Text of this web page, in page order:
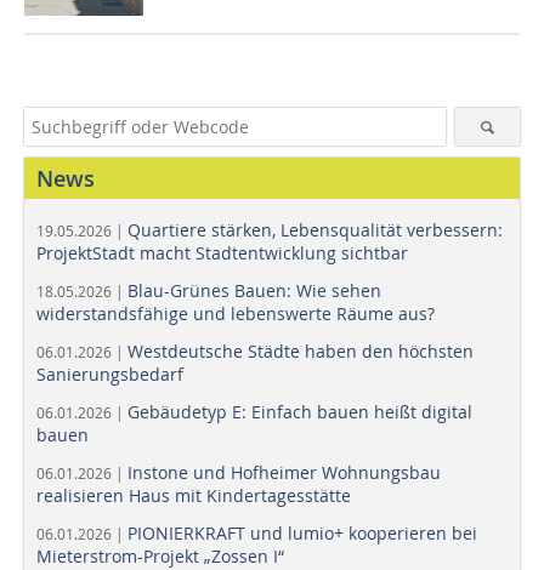
News
19.05.2026 | Quartiere stärken, Lebensqualität verbessern:
ProjektStadt macht Stadtentwicklung sichtbar
18.05.2026 | Blau-Grünes Bauen: Wie sehen
widerstandsfähige und lebenswerte Räume aus?
06.01.2026 | Westdeutsche Städte haben den höchsten
Sanierungsbedarf
06.01.2026 | Gebäudetyp E: Einfach bauen heißt digital
bauen
06.01.2026 | Instone und Hofheimer Wohnungsbau
realisieren Haus mit Kindertagesstätte
06.01.2026 | PIONIERKRAFT und lumio+ kooperieren bei
Mieterstrom-Projekt „Zossen I“